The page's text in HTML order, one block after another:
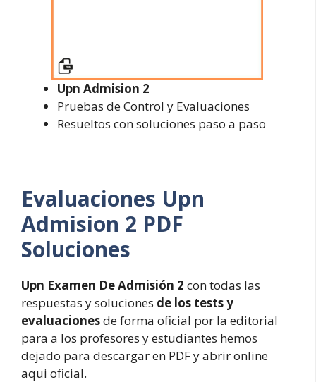
Upn Admision 2
Pruebas de Control y Evaluaciones
Resueltos con soluciones paso a paso
Evaluaciones Upn
Admision 2 PDF
Soluciones
Upn Examen De Admisión 2 con todas las
respuestas y soluciones de los tests y
evaluacionesde forma oficial por la editorial
para a los profesores y estudiantes hemos
dejado para descargar en PDF y abrir online
aqui oficial.